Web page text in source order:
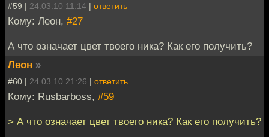
#59 | 24.03.10 11:14 | ответить
Кому: Леон, #27
А что означает цвет твоего ника? Как его получить?
Леон »
#60 | 24.03.10 21:26 | ответить
Кому: Rusbarboss, #59
> А что означает цвет твоего ника? Как его получить?